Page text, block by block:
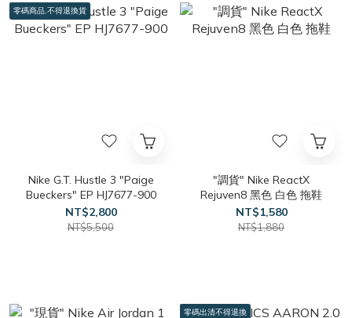
零碼商品,不得退換貨
Nike G.T. Hustle 3 "Paige
Bueckers" EP HJ7677-900
NT$2,800
NT$5,500
"調貨" Nike ReactX
Rejuven8 黑色 白色 拖鞋
NT$1,580
NT$1,880
零碼出清不得退換